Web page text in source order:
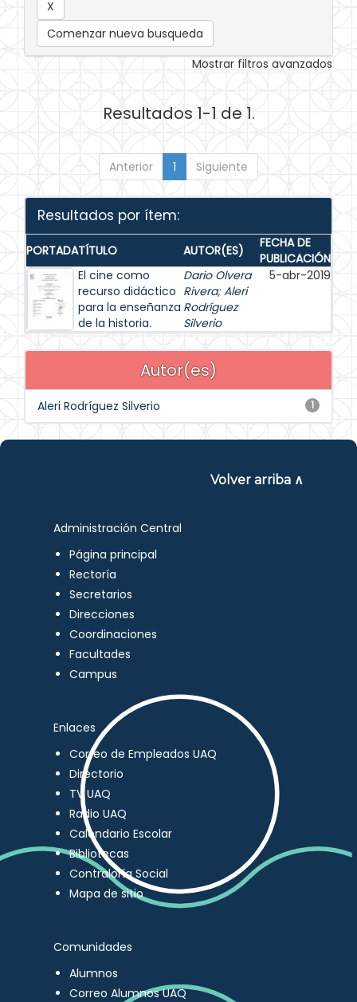
Comenzar nueva busqueda
Mostrar filtros avanzados
Resultados 1-1 de 1.
Anterior 1 Siguiente
Resultados por ítem:
PORTADATÍTULO AUTOR(ES)
FECHA DE
PUBLICACIÓN
El cine como
recurso didáctico
para la enseñanza
de la historia.
Dario Olvera
Rivera;Aleri
Rodríguez
Silverio
5-abr-2019
Autor(es)
1
Aleri Rodríguez Silverio
Volver arriba ∧
Administración Central
Página principal
Rectoría
Secretarios
Direcciones
Coordinaciones
Facultades
Campus
Enlaces
Correo de Empleados UAQ
Directorio
TV UAQ
Radio UAQ
Calendario Escolar
Bibliotecas
Contraloría Social
Mapa de sitio
Comunidades
Alumnos
Correo Alumnos UAQ